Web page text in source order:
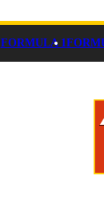
FORMULA 1